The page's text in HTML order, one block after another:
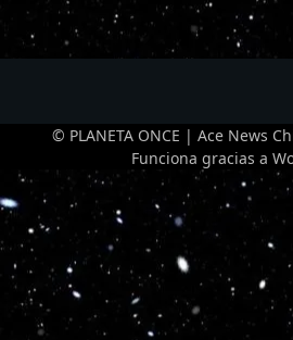
© PLANETA ONCE | Ace News
Funciona gracias a